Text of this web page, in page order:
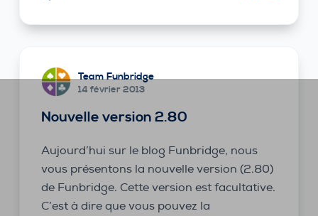
Team Funbridge
14 février 2013
Nouvelle version 2.80
Aujourd’hui sur le blog Funbridge, nous
vous présentons la nouvelle version (2.80)
de Funbridge. Cette version est facultative.
C’est à dire que vous pouvez la